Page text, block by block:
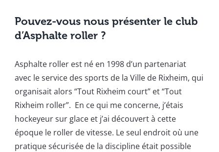
Pouvez-vous nous présenter le club
d’Asphalte roller ?
Asphalte roller est né en 1998 d’un partenariat
avec le service des sports de la Ville de Rixheim, qui
organisait alors “Tout Rixheim court” et “Tout
Rixheim roller”. En ce qui me concerne, j’étais
hockeyeur sur glace et j’ai découvert à cette
époque le roller de vitesse. Le seul endroit où une
pratique sécurisée de la discipline était possible